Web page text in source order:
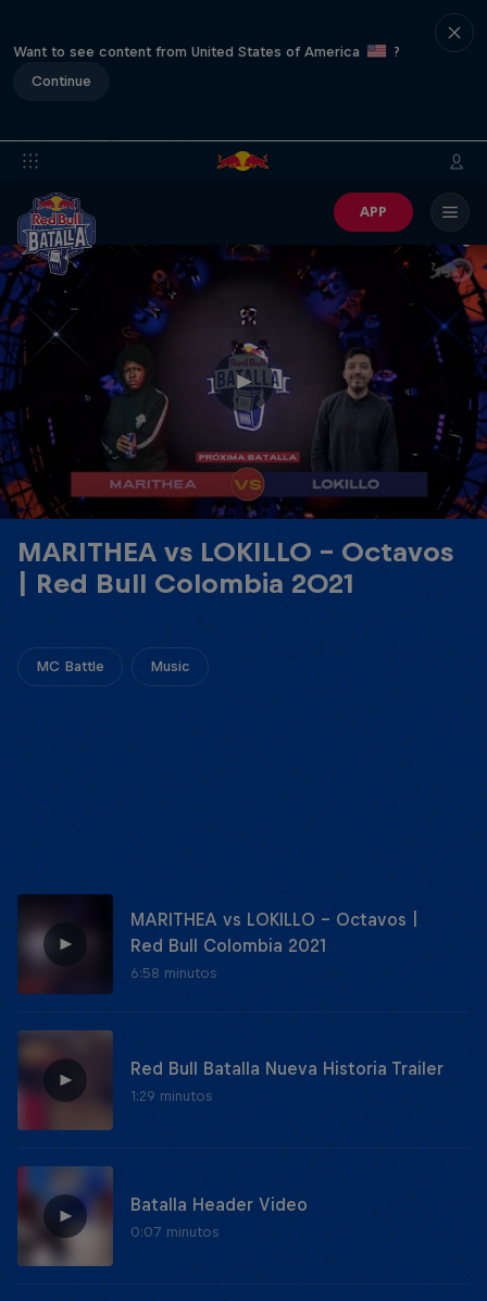
Want to see content from United States of America
?
Continue
APP
MARITHEA vs LOKILLO - Octavos
| Red Bull Colombia 2021
MC Battle Music
MARITHEA vs LOKILLO - Octavos |
Red Bull Colombia 2021
6:58 minutos
Red Bull Batalla Nueva Historia Trailer
1:29 minutos
Batalla Header Video
0:07 minutos